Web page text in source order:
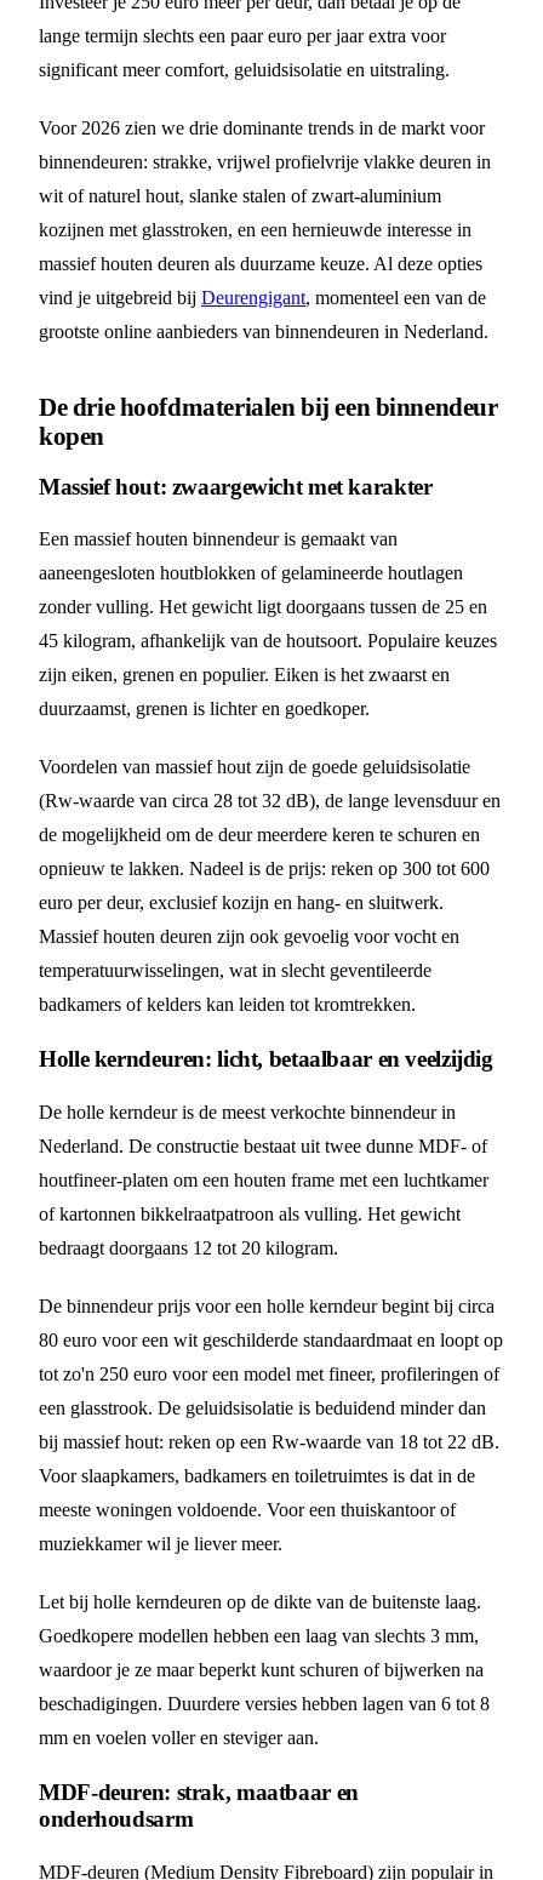
lange termijn slechts een paar euro per jaar extra voor
significant meer comfort, geluidsisolatie en uitstraling.
Voor 2026 zien we drie dominante trends in de markt voor
binnendeuren: strakke, vrijwel profielvrije vlakke deuren in
wit of naturel hout, slanke stalen of zwart-aluminium
kozijnen met glasstroken, en een hernieuwde interesse in
massief houten deuren als duurzame keuze. Al deze opties
vind je uitgebreid bij Deurengigant, momenteel een van de
grootste online aanbieders van binnendeuren in Nederland.
De drie hoofdmaterialen bij een binnendeur
kopen
Massief hout: zwaargewicht met karakter
Een massief houten binnendeur is gemaakt van
aaneengesloten houtblokken of gelamineerde houtlagen
zonder vulling. Het gewicht ligt doorgaans tussen de 25 en
45 kilogram, afhankelijk van de houtsoort. Populaire keuzes
zijn eiken, grenen en populier. Eiken is het zwaarst en
duurzaamst, grenen is lichter en goedkoper.
Voordelen van massief hout zijn de goede geluidsisolatie
(Rw-waarde van circa 28 tot 32 dB), de lange levensduur en
de mogelijkheid om de deur meerdere keren te schuren en
opnieuw te lakken. Nadeel is de prijs: reken op 300 tot 600
euro per deur, exclusief kozijn en hang- en sluitwerk.
Massief houten deuren zijn ook gevoelig voor vocht en
temperatuurwisselingen, wat in slecht geventileerde
badkamers of kelders kan leiden tot kromtrekken.
Holle kerndeuren: licht, betaalbaar en veelzijdig
De holle kerndeur is de meest verkochte binnendeur in
Nederland. De constructie bestaat uit twee dunne MDF- of
houtfineer-platen om een houten frame met een luchtkamer
of kartonnen bikkelraatpatroon als vulling. Het gewicht
bedraagt doorgaans 12 tot 20 kilogram.
De binnendeur prijs voor een holle kerndeur begint bij circa
80 euro voor een wit geschilderde standaardmaat en loopt op
tot zo'n 250 euro voor een model met fineer, profileringen of
een glasstrook. De geluidsisolatie is beduidend minder dan
bij massief hout: reken op een Rw-waarde van 18 tot 22 dB.
Voor slaapkamers, badkamers en toiletruimtes is dat in de
meeste woningen voldoende. Voor een thuiskantoor of
muziekkamer wil je liever meer.
Let bij holle kerndeuren op de dikte van de buitenste laag.
Goedkopere modellen hebben een laag van slechts 3 mm,
waardoor je ze maar beperkt kunt schuren of bijwerken na
beschadigingen. Duurdere versies hebben lagen van 6 tot 8
mm en voelen voller en steviger aan.
MDF-deuren: strak, maatbaar en
onderhoudsarm
MDF-deuren (Medium Density Fibreboard) zijn populair in